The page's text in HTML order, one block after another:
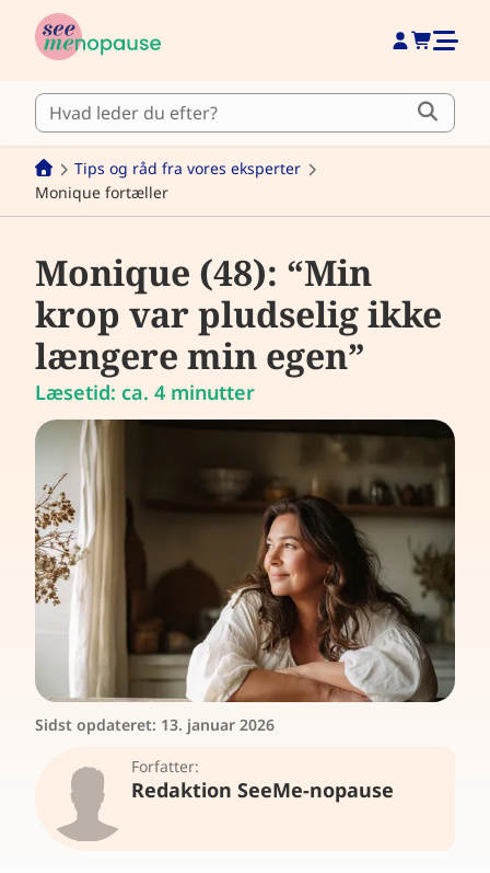
Tips og råd fra vores eksperter
Monique fortæller
Monique (48): “Min
krop var pludselig ikke
længere min egen”
Læsetid: ca. 4 minutter
Sidst opdateret: 13. januar 2026
Forfatter:
Redaktion SeeMe-nopause